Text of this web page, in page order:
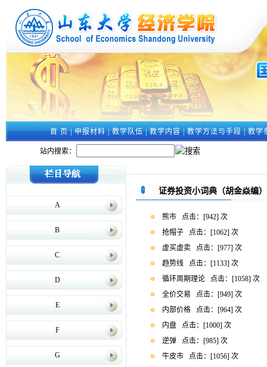
首 页|申报材料|教学队伍|教学内容|教学方法与手段|教学
站内搜索：
A
B
C
D
E
F
G
证券投资小词典（胡金焱编）
熊市点击：[942] 次
抢帽子点击：[1062] 次
虚买虚卖点击：[977] 次
趋势线点击：[1133] 次
循环周期理论点击：[1058] 次
全价交易 点击：[949] 次
内部价格点击：[964] 次
内盘点击：[1000] 次
逆弹点击：[985] 次
牛皮市点击：[1056] 次